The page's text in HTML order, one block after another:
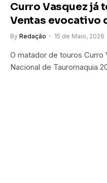
Curro Vasquez já
Ventas evocativo
By Redação 15 de Maio, 2026
O matador de touros Curro
Nacional de Tauromaquia